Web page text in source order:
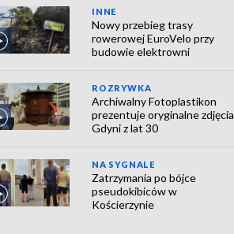
INNE
Nowy przebieg trasy
rowerowej EuroVelo przy
budowie elektrowni
ROZRYWKA
Archiwalny Fotoplastikon
prezentuje oryginalne zdjęcia
Gdyni z lat 30
NA SYGNALE
Zatrzymania po bójce
pseudokibiców w
Kościerzynie